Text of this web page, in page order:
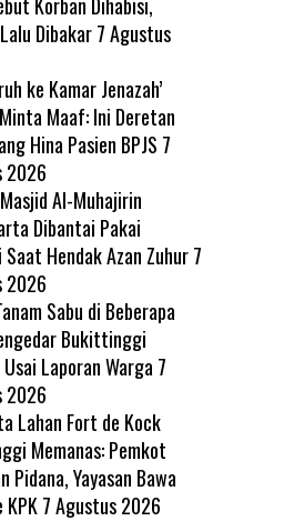
Dibakar 7 Agustus
ke Kamar Jenazah’
Maaf: Ini Deretan
Hina Pasien BPJS 7
2026
Al-Muhajirin
Dibantai Pakai
Saat Hendak Azan Zuhur 7
2026
Sabu di Beberapa
Bukittinggi
Laporan Warga 7
2026
Lahan Fort de Kock
Memanas: Pemkot
Pidana, Yayasan Bawa
7 Agustus 2026